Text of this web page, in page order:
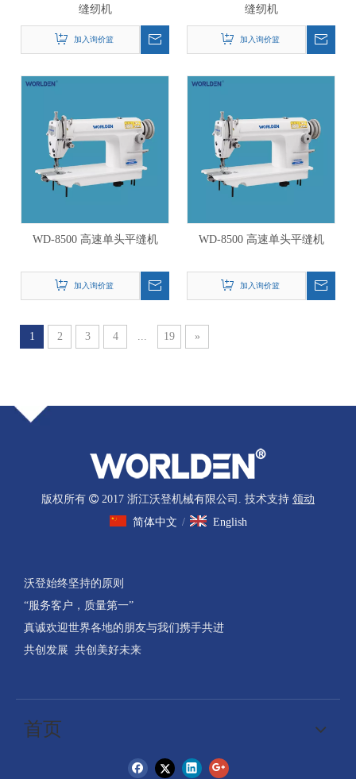
缝纫机
加入询价篮
缝纫机
加入询价篮
WD-8500 高速单头平缝机
加入询价篮
WD-8500 高速单头平缝机
加入询价篮
1 2 3 4 ... 19 »
版权所有  2017 浙江沃登机械有限公司. 技术支持 领动
简体中文 / English
沃登始终坚持的原则
“服务客户，质量第一”
真诚欢迎世界各地的朋友与我们携手共进
共创发展 共创美好未来
首页